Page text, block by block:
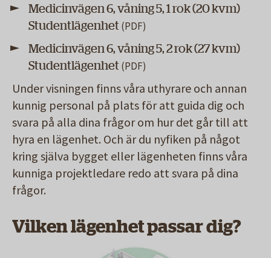
Medicinvägen 6, våning 5, 1 rok (20 kvm)
Studentlägenhet
Medicinvägen 6, våning 5, 2 rok (27 kvm)
Studentlägenhet
Under visningen finns våra uthyrare och annan
kunnig personal på plats för att guida dig och
svara på alla dina frågor om hur det går till att
hyra en lägenhet. Och är du nyfiken på något
kring själva bygget eller lägenheten finns våra
kunniga projektledare redo att svara på dina
frågor.
Vilken lägenhet passar dig?